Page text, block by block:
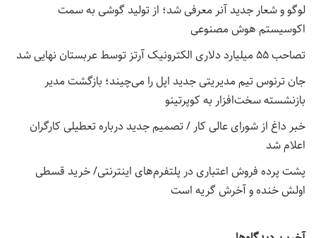
لوگو و شعار جدید آنر معرفی شد؛ از تولید گوشی به سمت
اکوسیستم هوش مصنوعی
تصاحب ۵۵ میلیارد دلاری الکترونیک آرتز توسط عربستان نهایی شد
جان ترنوس تیم مدیریتی جدید اپل را می‌چیند؛ بازگشت مدیر
بازنشسته سخت‌افزار به کوپرتینو
خبر داغ از شورای عالی کار / تصمیم جدید درباره تعطیلی کارگران
اعلام شد
پشت پرده فروش اعتباری در پلتفرم‌های اینترنتی/ خرید قسطی
اولش خنده و آخرش گریه است